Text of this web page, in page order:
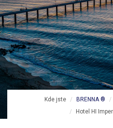
Kde jste BRENNA ®
Hotel HI